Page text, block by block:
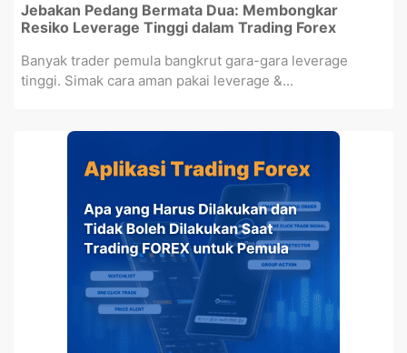
Jebakan Pedang Bermata Dua: Membongkar
Resiko Leverage Tinggi dalam Trading Forex
Banyak trader pemula bangkrut gara-gara leverage
tinggi. Simak cara aman pakai leverage &...